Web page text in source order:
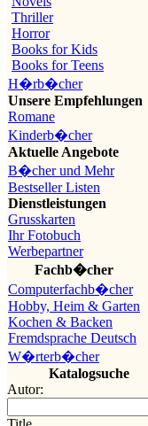
Thriller
Horror
Books for Kids
Books for Teens
H�rb�cher
Unsere Empfehlungen
Romane
Kinderb�cher
Aktuelle Angebote
B�cher und Mehr
Bestseller Listen
Dienstleistungen
Grusskarten
Ihr Fotobuch
Werbepartner
Fachb�cher
Computerfachb�cher
Hobby, Heim & Garten
Kochen & Backen
Fremdsprache Deutsch
W�rterb�cher
Katalogsuche
Autor: